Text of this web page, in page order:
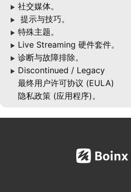
▶ 社交媒体。
▶ 提示与技巧。
▶ 特殊主题。
▶ Live Streaming 硬件套件。
▶ 诊断与故障排除。
▶ Discontinued / Legacy
最终用户许可协议 (EULA)
隐私政策 (应用程序)。